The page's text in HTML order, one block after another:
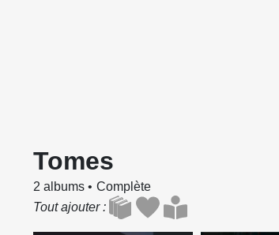
Tomes
2 albums
Complète
Tout ajouter